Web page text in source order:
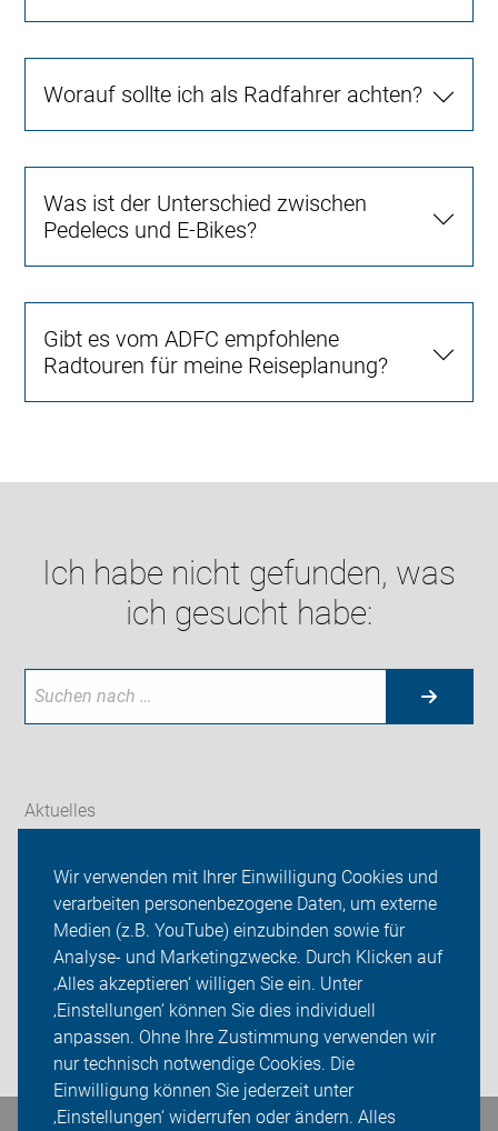
Wir verwenden mit Ihrer Einwilligung Cookies und
verarbeiten personenbezogene Daten, um externe
Medien (z.B. YouTube) einzubinden sowie für
Analyse- und Marketingzwecke. Durch Klicken auf
‚Alles akzeptieren‘ willigen Sie ein. Unter
‚Einstellungen‘ können Sie dies individuell
anpassen. Ohne Ihre Zustimmung verwenden wir
nur technisch notwendige Cookies. Die
Einwilligung können Sie jederzeit unter
‚Einstellungen‘ widerrufen oder ändern. Alles
Worauf sollte ich als Radfahrer achten?
Was ist der Unterschied zwischen
Pedelecs und E-Bikes?
Gibt es vom ADFC empfohlene
Radtouren für meine Reiseplanung?
Ich habe nicht gefunden, was
ich gesucht habe:
Aktuelles
Radtouren
ADFC Vechta
Sei dabei
Login